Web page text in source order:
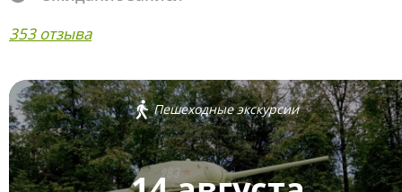
353 отзыва
Пешеходные экскурсии